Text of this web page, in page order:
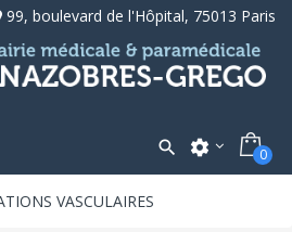
99, boulevard de l'Hôpital, 75013 Paris
 settings 0
VASCULAIRES